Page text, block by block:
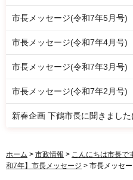
市長メッセージ(令和7年5月号)
市長メッセージ(令和7年4月号)
市長メッセージ(令和7年3月号)
市長メッセージ(令和7年2月号)
新春企画 下鶴市長に聞きました
ホーム > 市政情報 > こんにちは市長で
和7年】市長メッセージ > 市長メッセ